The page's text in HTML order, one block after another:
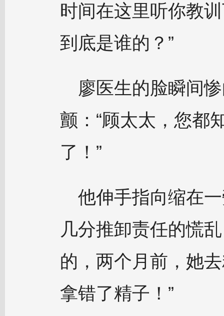
时间在这里听你教
到底是谁的？”
廖医生的脸瞬间
颤：“顾太太，您
了！”
他伸手指向缩在
几分推卸责任的慌
的，两个月前，她
拿错了精子！”